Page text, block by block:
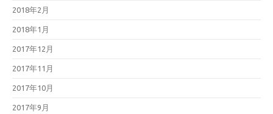
2018年2月
2018年1月
2017年12月
2017年11月
2017年10月
2017年9月